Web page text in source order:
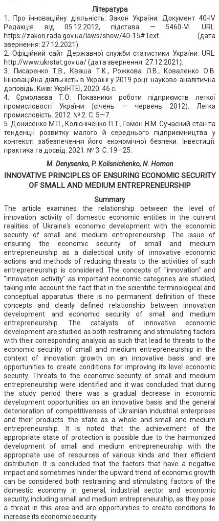
Література
1. Про інноваційну діяльність: Закон України. Документ 40-IV.
Редакція від 05.12.2012, підстава — 5460-VI. URL:
https://zakon.rada.gov.ua/laws/show/40-15#Text (дата
звернення: 27.12.2021).
2. Офіційний сайт Державної служби статистики України. URL:
http://www.ukrstat.gov.ua/ (дата звернення: 27.12.2021).
3. Писаренко Т.В., Кваша Т.К., Рожкова Л.В., Коваленко О.В.
Інноваційна діяльність в Україні у 2019 році: науково-аналітична
доповідь. Київ: УкрІНТЕІ, 2020. 46 с.
4. Єрмолаєва Т.О. Показники роботи підприємств легкої
промисловості України (січень — червень 2012). Легка
промисловість. 2012. № 2. С. 5—7.
5. Денисенко М.П., Колісніченко П.Т., Гомон Н.М. Сучасний стан та
тенденції розвитку малого й середнього підприємництва у
контексті забезпечення його економічної безпеки. Інвестиції:
практика та досвід. 2021. № 3. С. 19—25.
M. Denysenko, P. Kolisnichenko, N. Homon
INNOVATIVE PRINCIPLES OF ENSURING ECONOMIC SECURITY
OF SMALL AND MEDIUM ENTREPRENEURSHIP
Summary
The article examines the relationship between the level of
innovation activity of domestic economic entities in the current
realities of Ukraine's economic development with the economic
security of small and medium entrepreneurship. The issue of
ensuring the economic security of small and medium
entrepreneurship as a dialectical unity of innovative economic
actions and methods of reducing threats to the activities of such
entrepreneurship is considered. The concepts of "innovation" and
"innovation activity" as important economic categories are studied,
taking into account the fact that in the scientific terminological and
conceptual apparatus there is no permanent definition of these
concepts and clearly defined relationship between innovation
development and economic security of small and medium
entrepreneurship. The catalysts of innovative economic
development are studied as both restraining and stimulating factors
with their corresponding analysis as such that lead to threats to the
economic security of small and medium entrepreneurship in the
context of innovation growth on an innovative basis and are
opportunities to create conditions for improving its level economic
security. Threats to the economic security of small and medium
entrepreneurship were identified and it was concluded that during
the study period there was a gradual decrease in economic
development opportunities on an innovative basis and the general
deterioration of competitiveness of Ukrainian industrial enterprises
and their products. the state as a whole and small and medium
entrepreneurship. It is noted that the achievement of the
appropriate state of protection is possible due to the harmonized
development of small and medium entrepreneurship with the
appropriate use of resources of various kinds and their efficient
distribution. It is concluded that the factors that have a negative
impact and sometimes hinder the upward trend of economic growth
can be considered both restraining and stimulating factors of the
domestic economy in general, industrial sector and economic
security, including small and medium entrepreneurship, as they pose
a threat in this area and are opportunities to create conditions to
increase its economic security.